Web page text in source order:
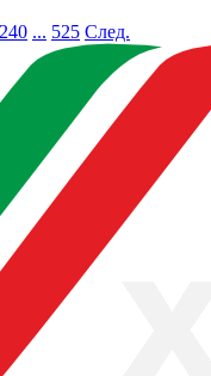
240 ... 525 След.